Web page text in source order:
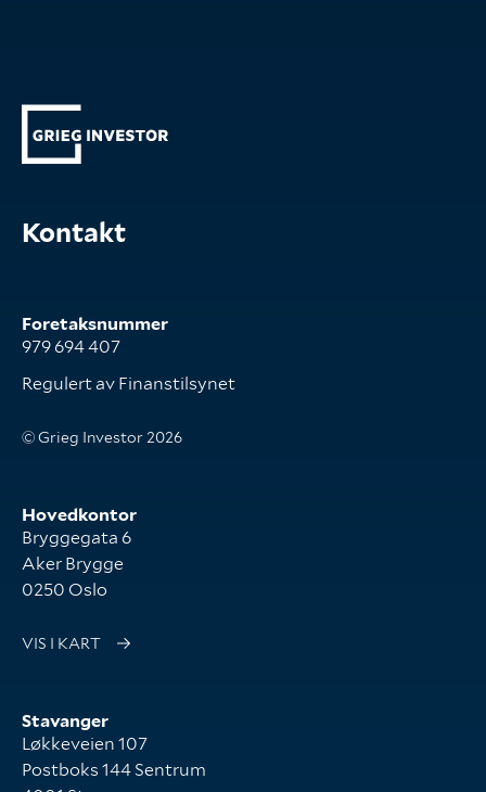
Kontakt
Foretaksnummer
979 694 407
Regulert av Finanstilsynet
© Grieg Investor 2026
Hovedkontor
Bryggegata 6
Aker Brygge
0250 Oslo
VIS I KART
Stavanger
Løkkeveien 107
Postboks 144 Sentrum